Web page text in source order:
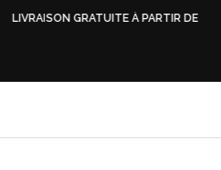
LIVRAISON GRATUITE À PARTIR DE 500